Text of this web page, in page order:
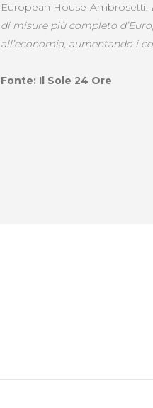
European House-Ambrosetti.
di misure più completo
all’economia, aumentando i
Fonte: Il Sole 24 Ore